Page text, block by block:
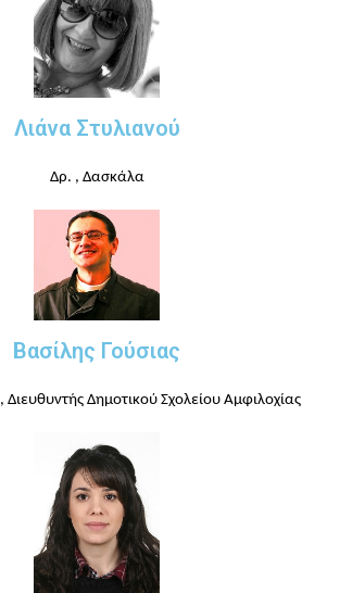
Λιάνα Στυλιανού
Δρ. , Δασκάλα
Βασίλης Γούσιας
, Διευθυντής Δημοτικού Σχολείου Αμφιλοχίας